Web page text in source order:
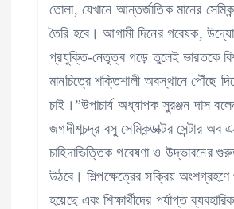
তোলা, যেখানে আন্তর্জাতিক মানের
তৈরি হবে। আগামী দিনের গবেষক,
প্রযুক্তি-নেতৃত্ব গড়ে তুলেই ভারতকে
মানচিত্রে শক্তিশালী অবস্থানে পৌঁছে
চাই।”উপাচার্য অধ্যাপক সুরঞ্জন দাস
জগদীশচন্দ্র বসু সেমিকন্ডাক্টর সেন্টার অব
চাহিদাভিত্তিক গবেষণা ও উদ্ভাবনের
উঠবে। শিল্পক্ষেত্রের সক্রিয় অংশগ্রহণে
হয়েছে এবং শিক্ষার্থীদের পর্যাপ্ত